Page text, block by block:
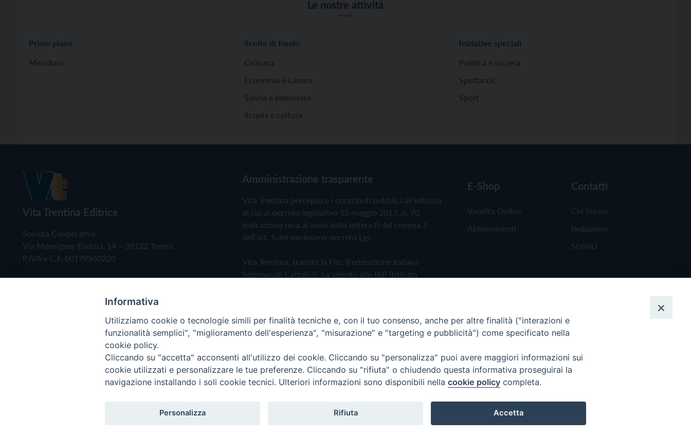
Le nostre attività
Primo piano
Meridiani
Scelte di fondo
Cronaca
Economia e Lavoro
Salute e benessere
Scuola e cultura
Iniziative speciali
Politica e società
Spettacoli
Sport
Vita Trentina Editrice
Società Cooperativa
Via Monsignor Endrici, 14 – 38122 Trento
P.IVA e C.F. 00199960220
Amministrazione trasparente
Vita Trentina percepisce i contributi pubblici all'editoria
di cui al decreto legislativo 15 maggio 2017, n. 70.
Indicazione resa ai sensi della lettera f) del comma 2
dell'art. 5 del medesimo decreto Lgs.
Vita Trentina, tramite la Fisc (Federazione Italiana
Settimanali Cattolici), ha aderito allo IAP (Istituto
Privacy Policy Cookie Policy
E-Shop
Vendita Online
Abbonamenti
Contatti
Chi Siamo
Redazione
Scrivici
Copyright © 2019 - Tutti i diritti riservati - Vita Trentina Editrice
Informativa
Utilizziamo cookie o tecnologie simili per finalità tecniche e, con il tuo consenso, anche per altre finalità ("interazioni e
funzionalità semplici", "miglioramento dell'esperienza", "misurazione" e "targeting e pubblicità") come specificato nella
cookie policy.
Cliccando su "accetta" acconsenti all'utilizzo dei cookie. Cliccando su "personalizza" puoi avere maggiori informazioni sui
cookie utilizzati e personalizzare le tue preferenze. Cliccando su "rifiuta" o chiudendo questa informativa proseguirai la
navigazione installando i soli cookie tecnici. Ulteriori informazioni sono disponibili nella cookie policy completa.
Personalizza Rifiuta Accetta